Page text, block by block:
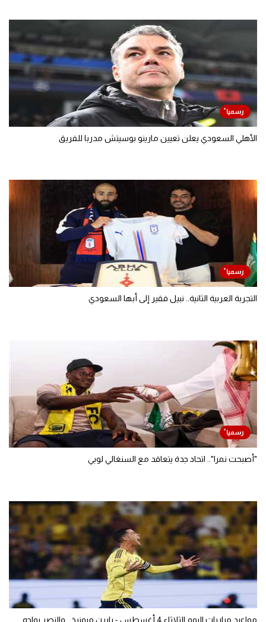
الأهلي السعودي يعلن تعيين مارينو بوسيتش مدربا للفريق
التجربة العربية الثانية.. نبيل فقير إلى أبها السعودي
"أصبحت نمرا".. اتحاد جدة يتعاقد مع السنغالي لوبي
مواعيد مباريات اليوم الثلاثاء 4 أغسطس - بايرن ميونيخ.. والنصر يواجه